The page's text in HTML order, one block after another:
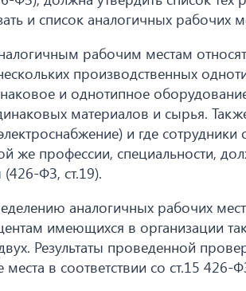
и список аналогичных рабочих
рабочим местам
производственных
и однотипное
материалов и сырья.
и где сотрудники
же профессии, специальности,
ФЗ, ст.19).
аналогичных рабочих
имеющихся в организации
Результаты проведенной
в соответствии со ст.15 426-